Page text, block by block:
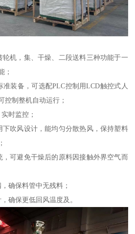
轮机，集、干燥、二段送料三种功能于一
；
准装备，可选配PLC控制用LCD触控式人
控制整机自动运行；
时监控；
下吹风设计，能均匀分散热风，保持塑料
，可避免干燥后的原料因接触外界空气而
确保料管中无残料；
确保更低回风温度及。